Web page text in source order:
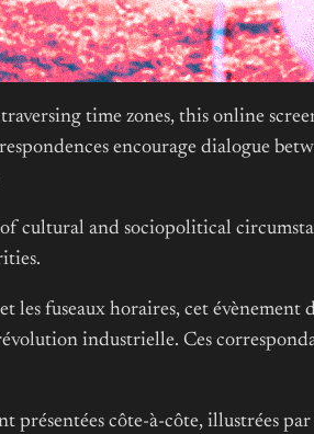
time zones, this online
encourage dialogue
cultural and sociopolitical
les fuseaux horaires, cet
industrielle. Ces
présentées côte-à-côte, illustrées